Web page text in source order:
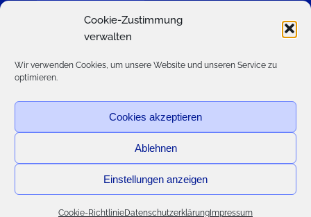
Cookie-Zustimmung
verwalten
Wir verwenden Cookies, um unsere Website und unseren Service zu
optimieren.
Cookies akzeptieren
Ablehnen
Einstellungen anzeigen
Cookie-RichtlinieDatenschutzerklärung Impressum
Cookie-Richtlinie (EU)
Datenschutzerklärung
Impressum